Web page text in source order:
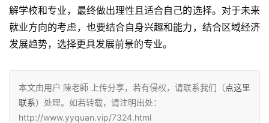
解学校和专业，最终做出理性且适合自己的选择。对于未来
就业方向的考虑，也要结合自身兴趣和能力，结合区域经济
发展趋势，选择更具发展前景的专业。
本文由用户 陳老師 上传分享，若有侵权，请联系我们（点这里
联系）处理。如若转载，请注明出处：
http://www.yyquan.vip/7324.html